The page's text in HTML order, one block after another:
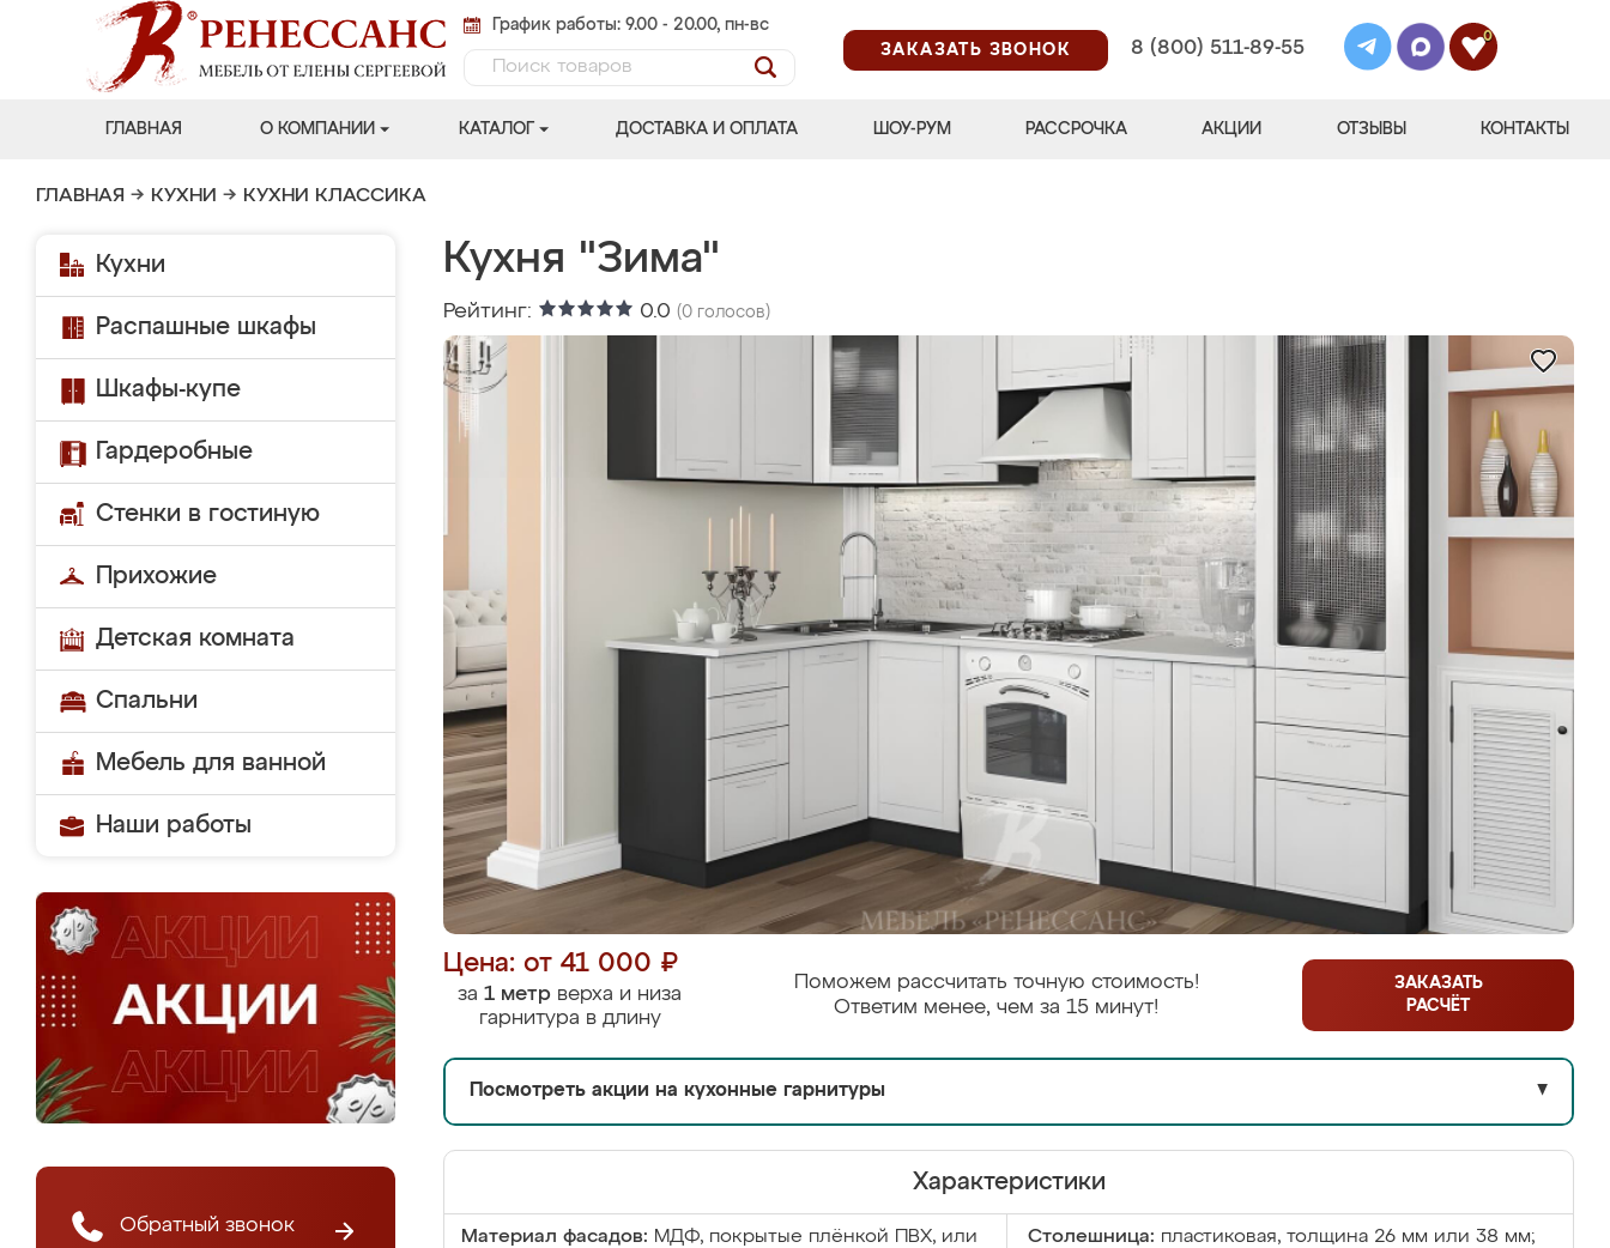
График работы: 9.00 - 20.00, пн-вс
ЗАКАЗАТЬ ЗВОНОК
8 (800) 511-89-55
0
ГЛАВНАЯ О КОМПАНИИ КАТАЛОГ ДОСТАВКА И ОПЛАТА ШОУ-РУМ РАССРОЧКА АКЦИИ ОТЗЫВЫ КОНТАКТЫ
ГЛАВНАЯ → КУХНИ → КУХНИ КЛАССИКА
Кухни
Распашные шкафы
Шкафы-купе
Гардеробные
Стенки в гостиную
Прихожие
Детская комната
Спальни
Мебель для ванной
Наши работы
Обратный звонок
Кухня "Зима"
Рейтинг: 0.0 (0 голосов)
Цена: от 41 000 ₽
за 1 метр верха и низа
гарнитура в длину
Поможем рассчитать точную стоимость!
Ответим менее, чем за 15 минут!
ЗАКАЗАТЬ
РАСЧЁТ
Посмотреть акции на кухонные гарнитуры ▼
Характеристики
Материал фасадов: МДФ, покрытые плёнкой ПВХ, или
Столешница: пластиковая, толщина 26 мм или 38 мм;